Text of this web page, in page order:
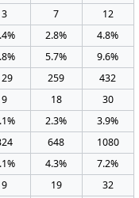
3 7
12
2.8%
4.8%
5.7%
9.6%
259
432
9 18
30
2.3% 3.9%
648
1080
4.3%
7.2%
9 19
32